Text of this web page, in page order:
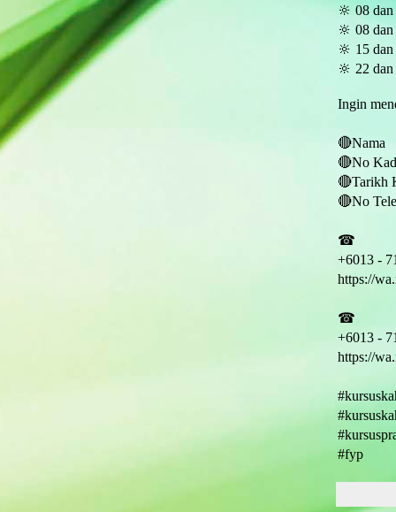
🔆 08
🔆 08
🔆 15
🔆 22
Ingin
🔴Nama
🔴No
🔴Tarikh
🔴No
☎
+6013 -
https://
☎
+6013 -
https://
#fyp